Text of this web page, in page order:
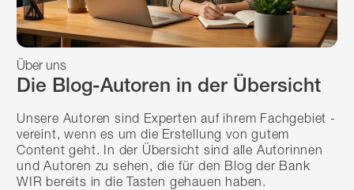
Die Blog-Autoren in der Übersicht
Über uns
Unsere Autoren sind Experten auf ihrem Fachgebiet -
vereint, wenn es um die Erstellung von gutem
Content geht. In der Übersicht sind alle Autorinnen
und Autoren zu sehen, die für den Blog der Bank
WIR bereits in die Tasten gehauen haben.